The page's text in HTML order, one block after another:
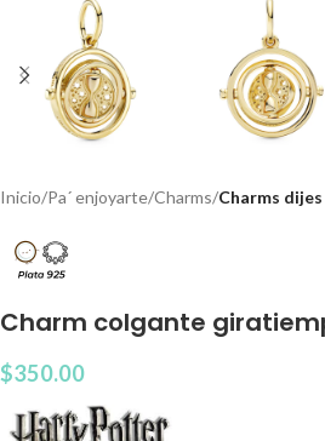
Inicio Pa´ enjoyarte Charms Charms dijes
Charm colgante
$350.00